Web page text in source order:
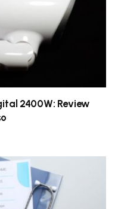
2400W: Review